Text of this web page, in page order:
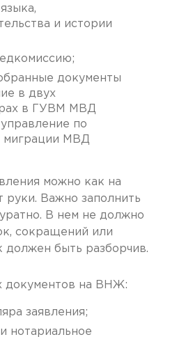
и истории
документы
в двух
в ГУВМ МВД
по
миграции МВД
можно как на
руки. Важно заполнить
В нем не должно
сокращений или
должен быть разборчив.
документов на ВНЖ:
заявления;
нотариальное